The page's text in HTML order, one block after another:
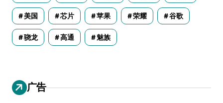
美国 芯片 苹果 荣耀 谷歌
骁龙 高通 魅族
广告